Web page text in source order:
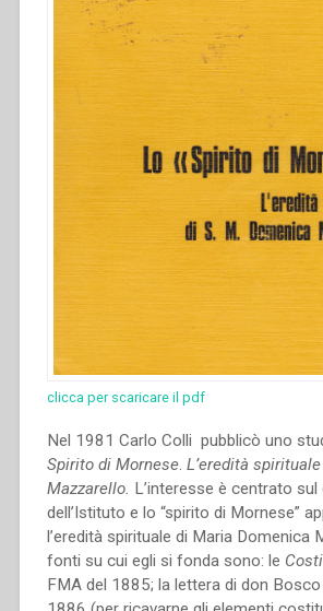
clicca per scaricare il pdf
Nel 1981 Carlo Colli pubblicò uno
Spirito di Mornese. L’eredità
Mazzarello. L’interesse è centrato
dell’Istituto e lo “spirito di Mornese”
l’eredità spirituale di Maria Domenica
fonti su cui egli si fonda sono: le
FMA del 1885; la lettera di don